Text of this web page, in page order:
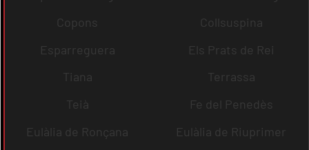
Copons
Collsuspina
Esparreguera
Els Prats de Rei
Tiana
Terrassa
Teià
Fe del Penedès
Eulàlia de Ronçana
Eulàlia de Riuprimer